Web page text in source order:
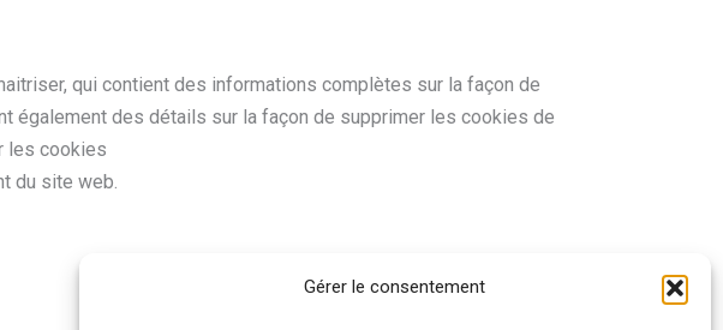
Gérer le consentement
qui contient des informations complètes sur la façon de
également des détails sur la façon de supprimer les cookies de
les cookies
du site web.